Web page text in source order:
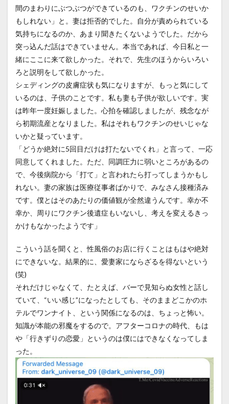
間のまわりにぶつぶつができているのも、ワクチンのせいか
もしれない」と。妻は拒否的でした。自分が責められている
気持ちになるのか、あまり聞きたくないようでした。だから
突っ込んだ話はできていません。本当であれば、今日私と一
緒にここに来て欲しかった。それで、先生のほうからいろい
ろと説明をして欲しかった。
シェディングの皮膚症状も気になりますが、もっと気にして
いるのは、子供のことです。私も妻も子供が欲しいです。実
は昨年一度妊娠しました。心拍を確認しましたが、残念なが
ら初期流産となりました。私はそれもワクチンのせいじゃな
いかと疑っています。
「どうか絶対に5回目だけは打たないでくれ」と言って、一応
同意してくれました。ただ、同調圧力に弱いところがあるの
で、今後病院から「打て」と言われたら打ってしまうかもし
れない。妻の家族は医療従事者ばかりで、みなさん接種済み
です。僕とはそのあたりの価値観が全然違うんです。幸か不
幸か、周りにワクチン後遺症もいないし、考えを変えるきっ
かけもなかったようです」
こういう話を聞くと、性風俗のお店に行くことはもはや絶対
にできないな。結果的に、愛妻家にならざるを得ないという
(笑)
それだけじゃなくて、たとえば、バーで見知らぬ女性と話し
ていて、“いい感じ”になったとしても、そのままどこかのホ
テルでワンナイト、という関係になるのは、ちょっと怖い。
知識が本能の邪魔をするので。アフターコロナの時代、もは
や「行きずりの恋愛」というのは僕にはできなくなってしま
った。